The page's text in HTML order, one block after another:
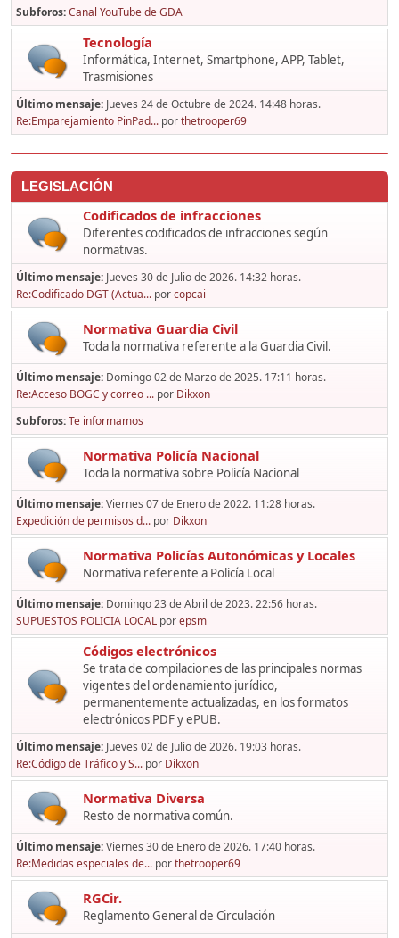
Subforos Canal YouTube de GDA
Tecnología
Informática, Internet, Smartphone, APP, Tablet,
Trasmisiones
Último mensaje: Jueves 24 de Octubre de 2024. 14:48 horas.
Re:Emparejamiento PinPad... porthetrooper69
LEGISLACIÓN
Codificados de infracciones
Diferentes codificados de infracciones según
normativas.
Último mensaje: Jueves 30 de Julio de 2026. 14:32 horas.
Re:Codificado DGT (Actua... porcopcai
Normativa Guardia Civil
Toda la normativa referente a la Guardia Civil.
Último mensaje: Domingo 02 de Marzo de 2025. 17:11 horas.
Re:Acceso BOGC y correo ... por Dikxon
Subforos Te informamos
Normativa Policía Nacional
Toda la normativa sobre Policía Nacional
Último mensaje:Viernes 07 de Enero de 2022. 11:28 horas.
Expedición de permisos d... por Dikxon
Normativa Policías Autonómicas y Locales
Normativa referente a Policía Local
Último mensaje: Domingo 23 de Abril de 2023. 22:56 horas.
SUPUESTOS POLICIA LOCAL porepsm
Códigos electrónicos
Se trata de compilaciones de las principales normas
vigentes del ordenamiento jurídico,
permanentemente actualizadas, en los formatos
electrónicos PDF y ePUB.
Último mensaje: Jueves 02 de Julio de 2026. 19:03 horas.
Re:Código de Tráfico y S... por Dikxon
Normativa Diversa
Resto de normativa común.
Último mensaje:Viernes 30 de Enero de 2026. 17:40 horas.
Re:Medidas especiales de... porthetrooper69
RGCir.
Reglamento General de Circulación